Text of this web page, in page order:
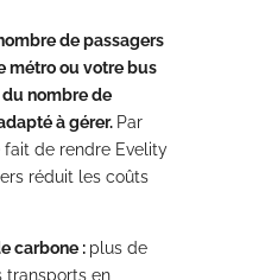
de passagers
métro ou votre bus
nombre de
à gérer. Par
de rendre Evelity
réduit les coûts
carbone : plus de
transports en